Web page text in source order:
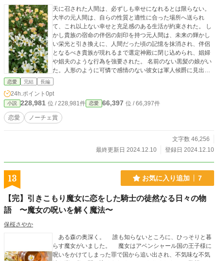
天に召された人間は、必ずしも幸せになれるとは限らない。
大半の元人間は、自らの性質と適性に合った場所へ送られ
て、これ以上ない幸せと充足感のある生活が約束された。 し
かし貴族の宿命の伴侶の刻印を持つ元人間は、未来の輝かし
い栄光と引き換えに、人間だった頃の記憶を抹消され、伴侶
となるべき貴族が現れるまで選定神殿に閉じ込められ、娼婦
や娼夫のような行為を強要された。 名前のない黒髪の娘がい
た。人形のように可憐で感情のない彼女は軍人候爵に見出さ
れ、本物の伴侶が現れるまでの誓約書付きだが、金で買われ
へ変わったこと、伴侶を探す不特定多数の相手をする代わり
に、軍人候爵の愛妾に変わっただけで、黒髪の娘の生活に変
化はなかった。記憶を消された娘の自我は少しずつ育ってい
たが、それは軍人候爵への愛と、彼が数多の女性のもとへ赴
娘は妊娠した。天上界では互いに子供を望まないと妊娠しな
いため、この予想外の妊娠は、天上界でもごく稀な現象だっ
した。彼女は子供が成長したら、この屋敷から出て2人で暮ら
そうと夢想していた。だが赤子に愛情を一身に注ぐ黒髪の娘
に嫉妬した軍人候爵は、再び彼女に執着した。 身勝手に子供
から引き離された黒髪の娘は、心を爆発させた。魔力はゼロ
だったが、候爵の子供を産んだことで魔力をいつの間にか得
爵を撃退した。この場所でようやく幸せを得た黒髪の娘は、
自らをアカシアと名乗って魔術師たちの手伝いをする。その
間に相思相愛の相手とも出会ったが、皮肉にもアカシアは魔
恋愛 完結 長編
24h.ポイント 0pt
小説 228,981 位 / 228,981件 恋愛 66,397 位 / 66,397件
恋愛 ノーチェ賞
文字数 46,256
最終更新日 2024.12.10
登録日 2024.12.10
13 お気に入り追加 7
【完】引きこもり魔女に恋をした騎士の徒然なる日々の物
語 〜魔女の呪いを解く魔法〜
保桜さやか
ある森の奥深く。 誰も知らないところに、ひっそりと暮
らす魔女がいました。 魔女はアベンシャール国の王子様に
呪いをかけてしまった罪で国から追い出され、不気味な不気